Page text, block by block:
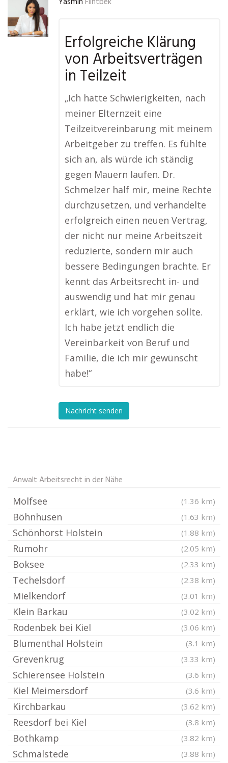
Erfolgreiche Klärung
von Arbeitsverträgen
in Teilzeit
„Ich hatte Schwierigkeiten, nach
meiner Elternzeit eine
Teilzeitvereinbarung mit meinem
Arbeitgeber zu treffen. Es fühlte
sich an, als würde ich ständig
gegen Mauern laufen. Dr.
Schmelzer half mir, meine Rechte
durchzusetzen, und verhandelte
erfolgreich einen neuen Vertrag,
der nicht nur meine Arbeitszeit
reduzierte, sondern mir auch
bessere Bedingungen brachte. Er
kennt das Arbeitsrecht in- und
auswendig und hat mir genau
erklärt, wie ich vorgehen sollte.
Ich habe jetzt endlich die
Vereinbarkeit von Beruf und
Familie, die ich mir gewünscht
habe!“
Nachricht senden
Anwalt Arbeitsrecht in der Nähe
Molfsee (1.36 km)
Böhnhusen (1.63 km)
Schönhorst Holstein (1.88 km)
Rumohr (2.05 km)
Boksee (2.33 km)
Techelsdorf (2.38 km)
Mielkendorf (3.01 km)
Klein Barkau (3.02 km)
Rodenbek bei Kiel (3.06 km)
Blumenthal Holstein (3.1 km)
Grevenkrug (3.33 km)
Schierensee Holstein (3.6 km)
Kiel Meimersdorf (3.6 km)
Kirchbarkau (3.62 km)
Reesdorf bei Kiel (3.8 km)
Bothkamp (3.82 km)
Schmalstede (3.88 km)